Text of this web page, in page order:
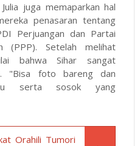
juga memaparkan hal
penasaran tentang
Perjuangan dan Partai
(PPP). Setelah melihat
bahwa Sihar sangat
"Bisa foto bareng dan
serta sosok yang
Orahili Tumori